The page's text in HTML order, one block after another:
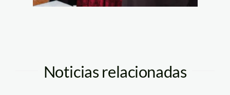
Noticias relacionadas